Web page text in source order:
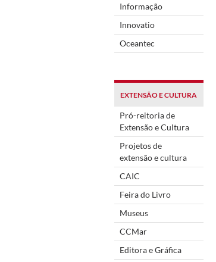
Informação
Innovatio
Oceantec
EXTENSÃO E CULTURA
Pró-reitoria de
Extensão e Cultura
Projetos de
extensão e cultura
CAIC
Feira do Livro
Museus
CCMar
Editora e Gráfica